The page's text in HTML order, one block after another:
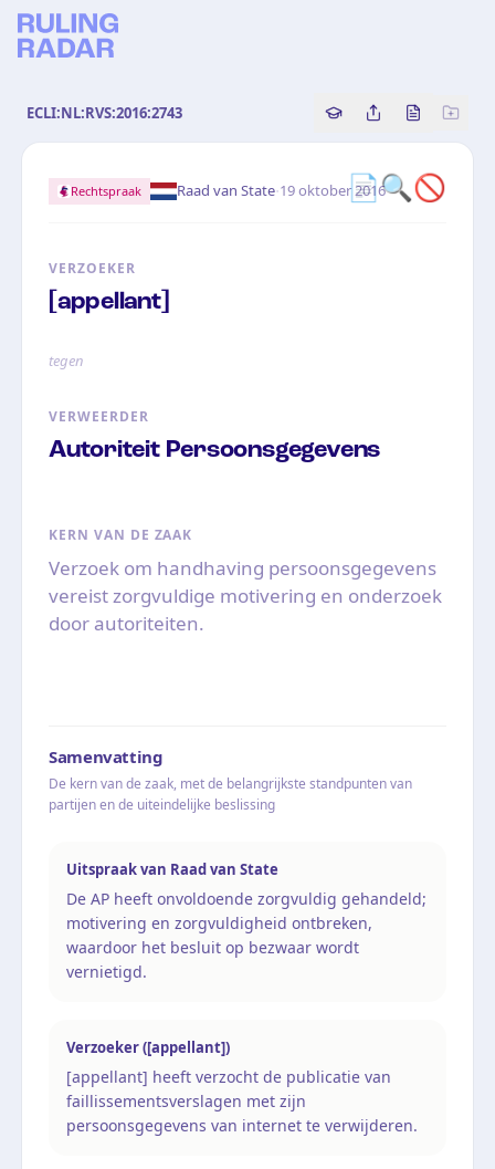
ECLI:NL:RVS:2016:2743 Copy source
Share this
Bekijk
📄🔍🚫
Rechtspraak Raad van State·19 oktober 2016
VERZOEKER
[appellant]
tegen
VERWEERDER
Autoriteit Persoonsgegevens
KERN VAN DE ZAAK
Verzoek om handhaving persoonsgegevens
vereist zorgvuldige motivering en onderzoek
door autoriteiten.
Samenvatting
De kern van de zaak, met de belangrijkste standpunten van
partijen en de uiteindelijke beslissing
Uitspraak van Raad van State
De AP heeft onvoldoende zorgvuldig gehandeld;
motivering en zorgvuldigheid ontbreken,
waardoor het besluit op bezwaar wordt
vernietigd.
Verzoeker ([appellant])
[appellant] heeft verzocht de publicatie van
faillissementsverslagen met zijn
persoonsgegevens van internet te verwijderen.